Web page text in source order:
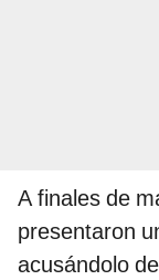
A finales de
presentaron
acusándolo